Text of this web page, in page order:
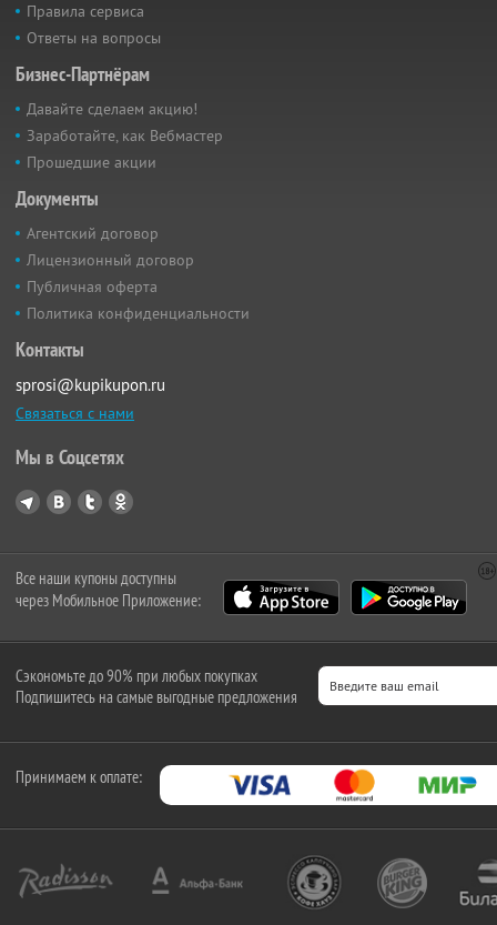
Правила сервиса
Ответы на вопросы
Бизнес-Партнёрам
Давайте сделаем акцию!
Заработайте, как Вебмастер
Прошедшие акции
Документы
Агентский договор
Лицензионный договор
Публичная оферта
Политика конфиденциальности
Контакты
sprosi@kupikupon.ru
Связаться с нами
Мы в Соцсетях
Все наши купоны доступны
через Мобильное Приложение:
Сэкономьте до 90% при любых покупках
Подпишитесь на самые выгодные предложения
Принимаем к оплате: